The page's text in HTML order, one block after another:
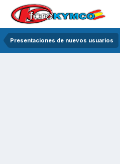
Presentaciones de nuevos usuarios